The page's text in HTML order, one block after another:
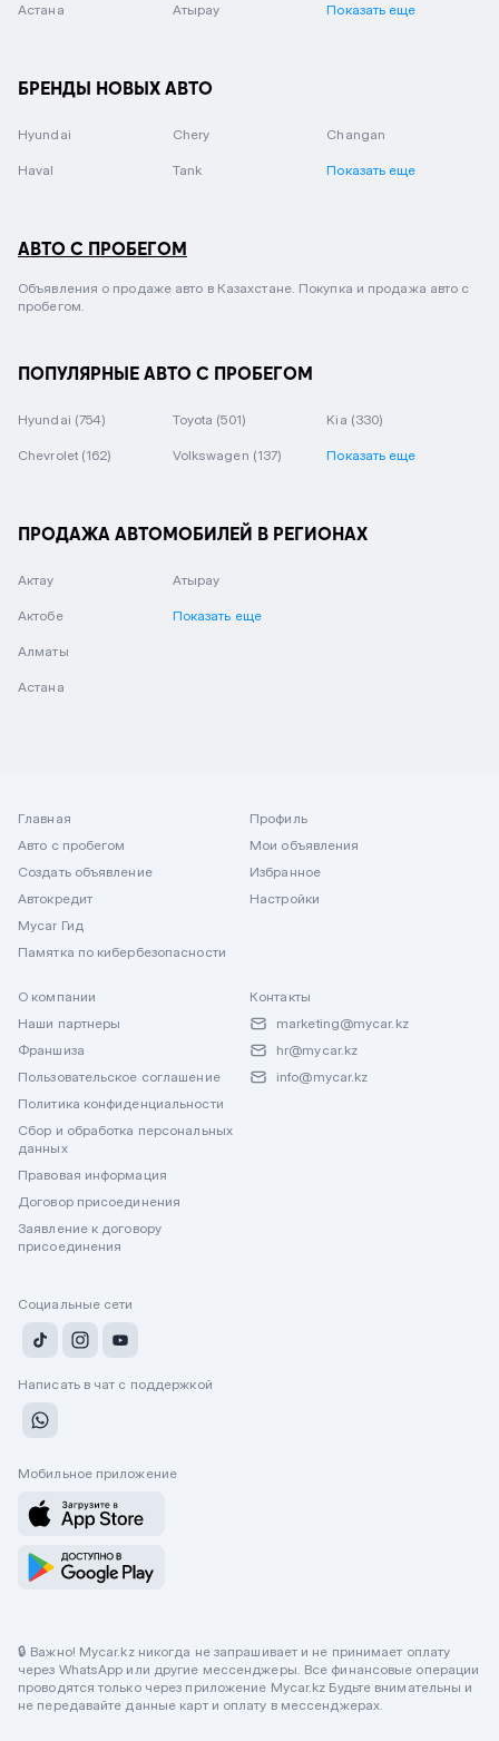
Астана Атырау Показать еще
БРЕНДЫ НОВЫХ АВТО
Hyundai Chery Changan
Haval Tank Показать еще
АВТО С ПРОБЕГОМ
Объявления о продаже авто в Казахстане. Покупка и продажа авто с
пробегом.
ПОПУЛЯРНЫЕ АВТО С ПРОБЕГОМ
Hyundai (754) Toyota (501) Kia (330)
Chevrolet (162) Volkswagen (137) Показать еще
ПРОДАЖА АВТОМОБИЛЕЙ В РЕГИОНАХ
Актау
Актобе
Алматы
Астана
Атырау
Показать еще
Главная
Авто с пробегом
Создать объявление
Автокредит
Mycar Гид
Памятка по кибербезопасности
Профиль
Мои объявления
Избранное
Настройки
О компании
Наши партнеры
Франшиза
Пользовательское соглашение
Политика конфиденциальности
Сбор и обработка персональных
данных
Правовая информация
Договор присоединения
Заявление к договору
присоединения
Контакты
marketing@mycar.kz
hr@mycar.kz
info@mycar.kz
Социальные сети
Написать в чат с поддержкой
Мобильное приложение
🔒 Важно! Mycar.kz никогда не запрашивает и не принимает оплату
через WhatsApp или другие мессенджеры. Все финансовые операции
проводятся только через приложение Mycar.kz Будьте внимательны и
не передавайте данные карт и оплату в мессенджерах.